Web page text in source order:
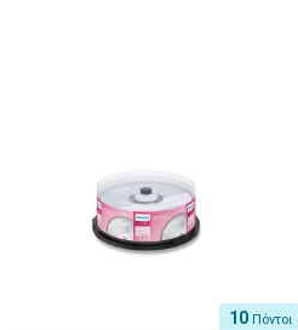
10 Πόντοι